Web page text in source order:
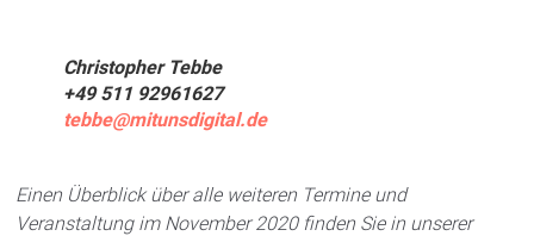
Christopher Tebbe
+49 511 92961627
tebbe@mitunsdigital.de
Einen Überblick über alle weiteren Termine und
Veranstaltung im November 2020 finden Sie in unserer